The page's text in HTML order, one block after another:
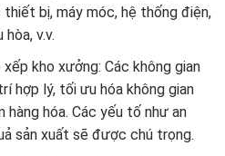
bị, máy móc, hệ thống điện,
v.v.
kho xưởng: Các không gian
hợp lý, tối ưu hóa không gian
hóa. Các yếu tố như an
sản xuất sẽ được chú trọng.